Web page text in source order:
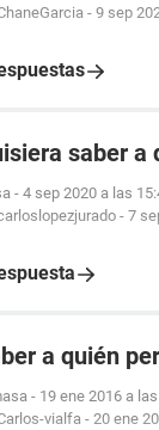
- 9 sep
saber a
- 4 sep 2020 a las
- 7
a quién
- 19 ene 2016 a
vialfa- 20 ene